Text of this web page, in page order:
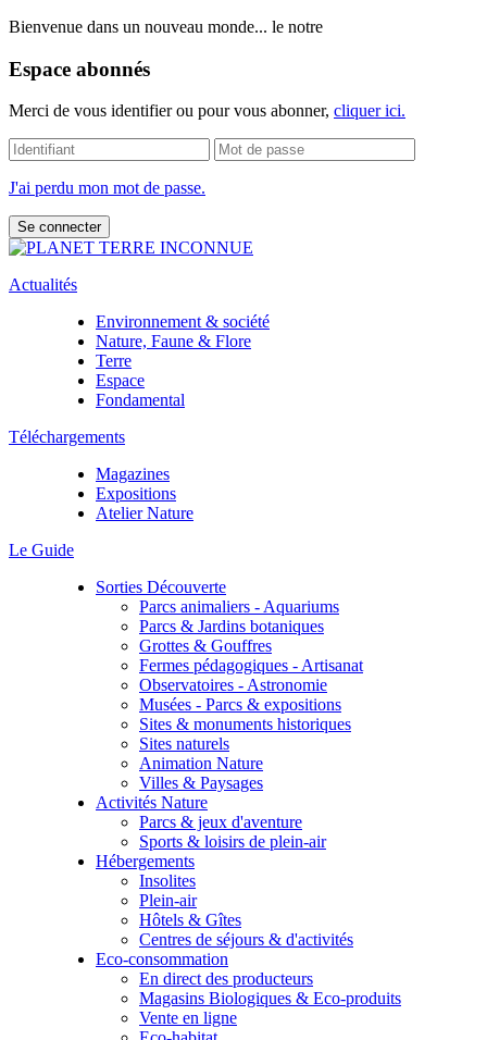
Bienvenue dans un nouveau monde... le notre
Espace abonnés
Merci de vous identifier ou pour vous abonner, cliquer ici.
J'ai perdu mon mot de passe.
Actualités
Environnement & société
Nature, Faune & Flore
Terre
Espace
Fondamental
Téléchargements
Magazines
Expositions
Atelier Nature
Le Guide
Sorties Découverte
Parcs animaliers - Aquariums
Parcs & Jardins botaniques
Grottes & Gouffres
Fermes pédagogiques - Artisanat
Observatoires - Astronomie
Musées - Parcs & expositions
Sites & monuments historiques
Sites naturels
Animation Nature
Villes & Paysages
Activités Nature
Parcs & jeux d'aventure
Sports & loisirs de plein-air
Hébergements
Insolites
Plein-air
Hôtels & Gîtes
Centres de séjours & d'activités
Eco-consommation
En direct des producteurs
Magasins Biologiques & Eco-produits
Vente en ligne